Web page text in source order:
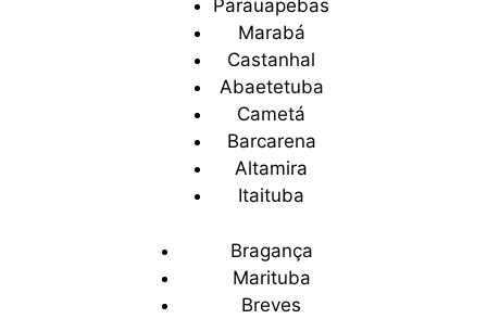
Parauapebas
Marabá
Castanhal
Abaetetuba
Cametá
Barcarena
Altamira
Itaituba
Bragança
Marituba
Breves